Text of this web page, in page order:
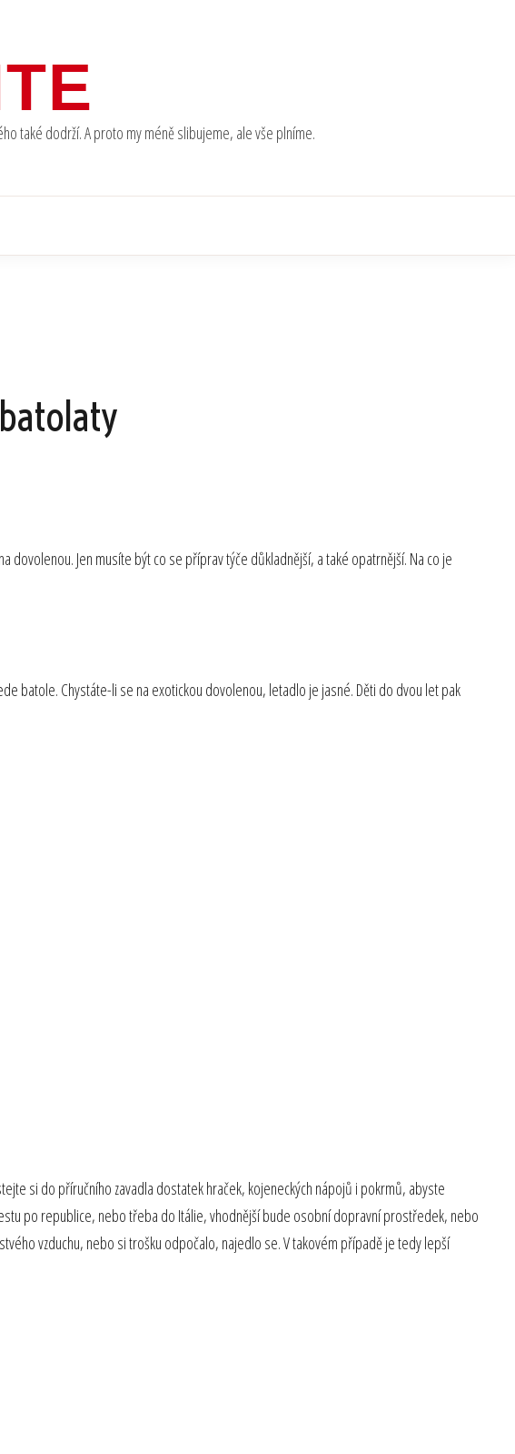
také dodrží. A proto my méně slibujeme, ale vše plníme.
dovolenou. Jen musíte být co se příprav týče důkladnější, a také opatrnější. Na co je
batole. Chystáte-li se na exotickou dovolenou, letadlo je jasné. Děti do dvou let pak
si do příručního zavadla dostatek hraček, kojeneckých nápojů i pokrmů, abyste
po republice, nebo třeba do Itálie, vhodnější bude osobní dopravní prostředek, nebo
vzduchu, nebo si trošku odpočalo, najedlo se. V takovém případě je tedy lepší